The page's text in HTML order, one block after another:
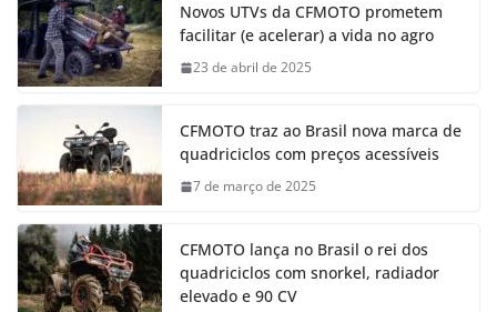
Novos UTVs da CFMOTO prometem
facilitar (e acelerar) a vida no agro
23 de abril de 2025
CFMOTO traz ao Brasil nova marca de
quadriciclos com preços acessíveis
7 de março de 2025
CFMOTO lança no Brasil o rei dos
quadriciclos com snorkel, radiador
elevado e 90 CV